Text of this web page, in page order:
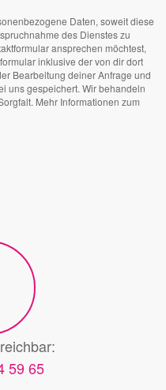
Daten, soweit diese
des Dienstes zu
ansprechen möchtest,
inklusive der von dir dort
Bearbeitung deiner Anfrage und
uns gespeichert. Wir behandeln
Mehr Informationen zum
59 65